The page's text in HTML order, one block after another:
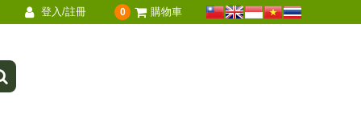
登入/註冊 0 購物車